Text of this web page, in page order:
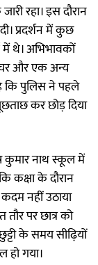
रहा। इस दौरान
प्रदर्शन में कुछ
में थे। अभिभावकों
और एक अन्य
कि पुलिस ने पहले
कर छोड़ दिया
कुमार नाथ स्कूल में
कक्षा के दौरान
नहीं उठाया
पर छात्र को
के समय सीढ़ियों
गया।